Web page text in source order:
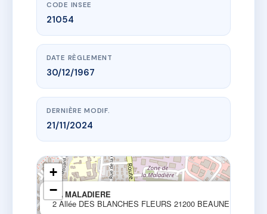
CODE INSEE
21054
DATE RÈGLEMENT
30/12/1967
DERNIÈRE MODIF.
21/11/2024
LA MALADIERE
2 Allée DES BLANCHES FLEURS 21200 BEAUNE
+
−